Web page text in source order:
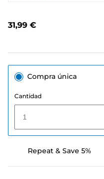
31,99 €
Compra única
Cantidad
1
Repeat & Save 5%